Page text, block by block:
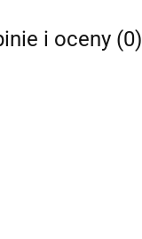
i oceny (0)